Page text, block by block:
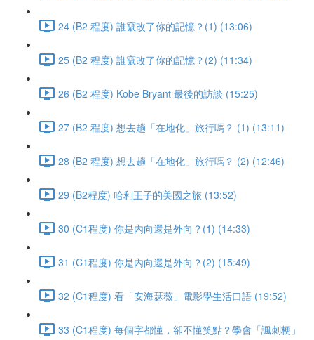
24 (B2 程度) 誰竄改了你的記憶？(1) (13:06)
25 (B2 程度) 誰竄改了你的記憶？(2) (11:34)
26 (B2 程度) Kobe Bryant 最後的訪談 (15:25)
27 (B2 程度) 想去趟「在地化」旅行嗎？ (1) (13:11)
28 (B2 程度) 想去趟「在地化」旅行嗎？ (2) (12:46)
29 (B2程度) 哈利王子的美國之旅 (13:52)
30 (C1程度) 你是內向還是外向？(1) (14:33)
31 (C1程度) 你是內向還是外向？(2) (15:49)
32 (C1程度) 看「安海瑟薇」電影學生活口語 (19:52)
33 (C1程度) 每個字都懂，卻不懂笑點？學會「諷刺梗」